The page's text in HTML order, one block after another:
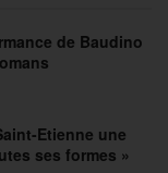
de Baudino
Etienne une
ses formes »